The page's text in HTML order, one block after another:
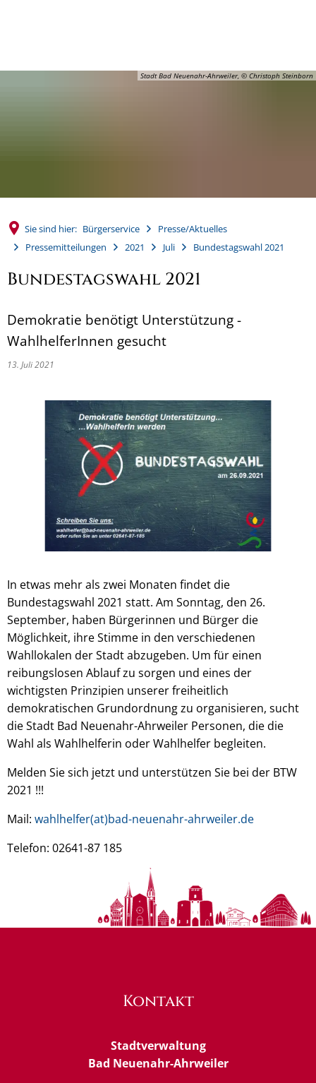
Stadt Bad Neuenahr-Ahrweiler, © Christoph Steinborn
Sie sind hier: Bürgerservice
Presse/Aktuelles
Pressemitteilungen
2021 Juli Bundestagswahl 2021
Bundestagswahl 2021
Demokratie benötigt Unterstützung -
WahlhelferInnen gesucht
13. Juli 2021
In etwas mehr als zwei Monaten findet die
Bundestagswahl 2021 statt. Am Sonntag, den 26.
September, haben Bürgerinnen und Bürger die
Möglichkeit, ihre Stimme in den verschiedenen
Wahllokalen der Stadt abzugeben. Um für einen
reibungslosen Ablauf zu sorgen und eines der
wichtigsten Prinzipien unserer freiheitlich
demokratischen Grundordnung zu organisieren, sucht
die Stadt Bad Neuenahr-Ahrweiler Personen, die die
Wahl als Wahlhelferin oder Wahlhelfer begleiten.
Melden Sie sich jetzt und unterstützen Sie bei der BTW
2021 !!!
Mail: wahlhelfer(at)bad-neuenahr-ahrweiler.de
Telefon: 02641-87 185
Kontakt
Stadtverwaltung
Bad Neuenahr-Ahrweiler